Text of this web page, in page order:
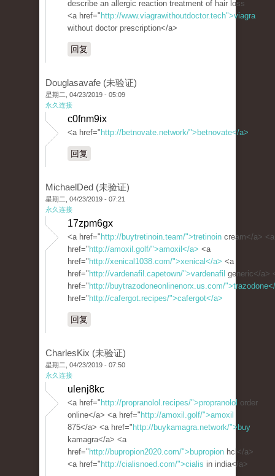
describe an allergic reaction treatment of hair loss
<a href=" http://www.viagrawithoutdoctor.tech">viagra
without doctor prescription</a>
回复
Douglasavafe (未验证)
星期二, 04/23/2019 - 05:09
永久连接
c0fnm9ix
<a href=" http://betnovate.network/">betnovate</a>
回复
MichaelDed (未验证)
星期二, 04/23/2019 - 07:21
永久连接
17zpm6gx
<a href=" http://buytretinoin.team/">tretinoin cream</a> <a
href=" http://amoxil.golf/">amoxil</a> <a
href=" http://xenical1038.com/">xenical</a> <a
href=" http://vardenafil.capetown/">vardenafil generic</a>
href=" http://buytrazodoneonlinenorx.us.com/
href=" http://cafergot.recipes/">cafergot</a>
回复
CharlesKix (未验证)
星期二, 04/23/2019 - 07:50
永久连接
ulenj8kc
<a href=" http://propranolol.recipes/">propranolol order
online</a> <a href=" http://amoxil.golf/">amoxil
875</a> <a href=" http://buykamagra.network/">buy
kamagra</a> <a
href=" http://bupropion2020.com/">bupropion hcl</a>
<a href=" http://cialisnoed.com/">cialis in india</a>